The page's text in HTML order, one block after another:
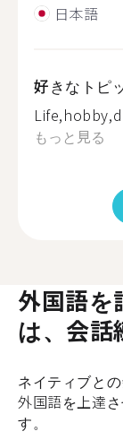
日本語
好きなトピ
もっと見る
外国語
は、会話
ネイティブと
外国語を上達
す。